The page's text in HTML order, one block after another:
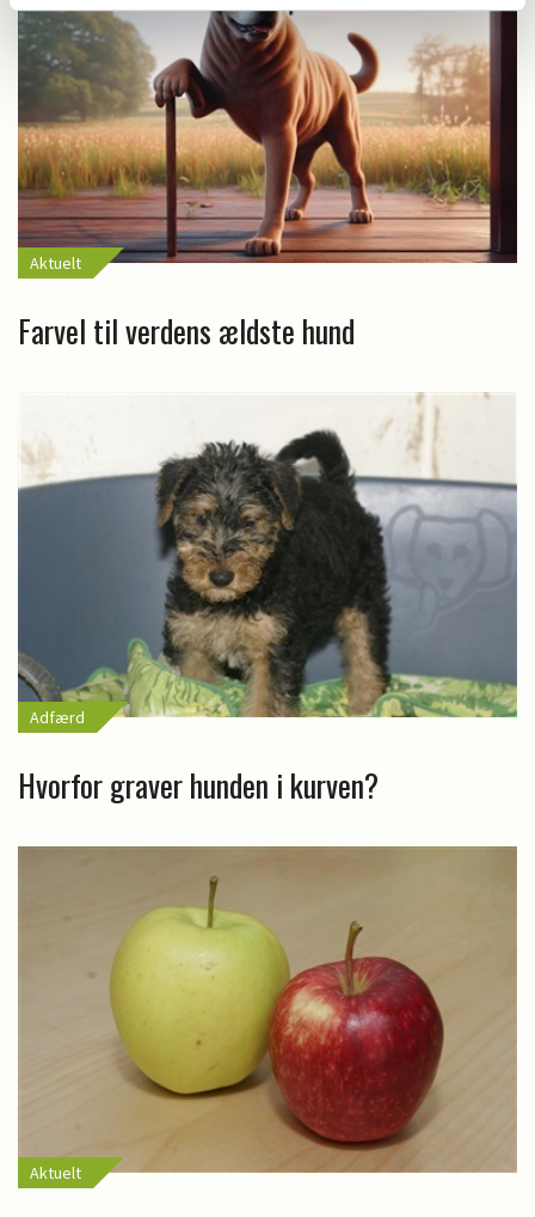
Aktuelt
Farvel til verdens ældste hund
Adfærd
Hvorfor graver hunden i kurven?
Aktuelt